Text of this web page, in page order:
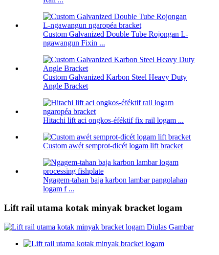
Custom Galvanized Double Tube Rojongan L-
ngawangun Fixin ...
Custom Galvanized Karbon Steel Heavy Duty
Angle Bracket
Hitachi lift aci ongkos-éféktif fix rail logam ...
Custom awét semprot-dicét logam lift bracket
Ngagem-tahan baja karbon lambar pangolahan
logam f ...
Lift rail utama kotak minyak bracket logam